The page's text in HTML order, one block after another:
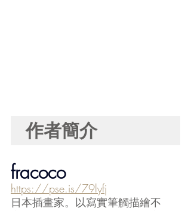
作者簡介
fracoco
https://pse.is/79lyfj
日本插畫家。以寫實筆觸描繪不